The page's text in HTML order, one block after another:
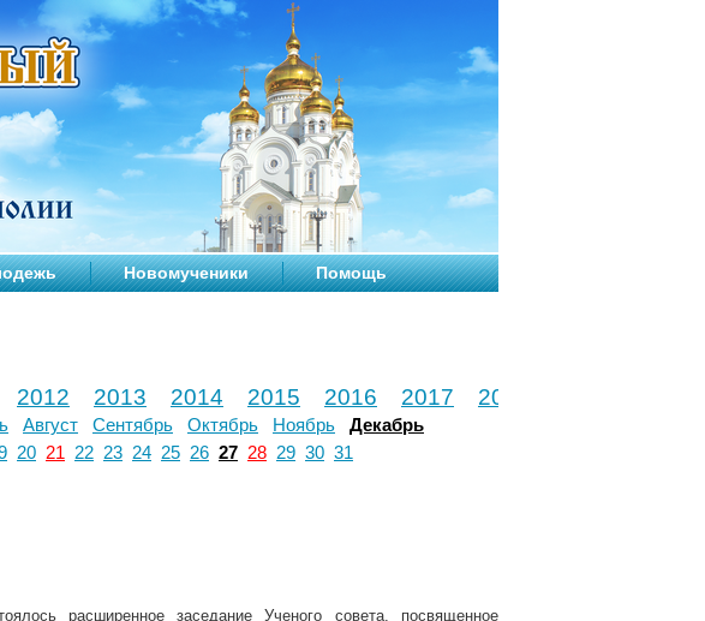
Новомученики Помощь
2012 2013 2014 2015 2016 2017 2018
Август Сентябрь Октябрь Ноябрь
Декабрь
20 21 22 23 24 25 26 27 28 29 30 31
расширенное заседание Ученого совета, посвященное